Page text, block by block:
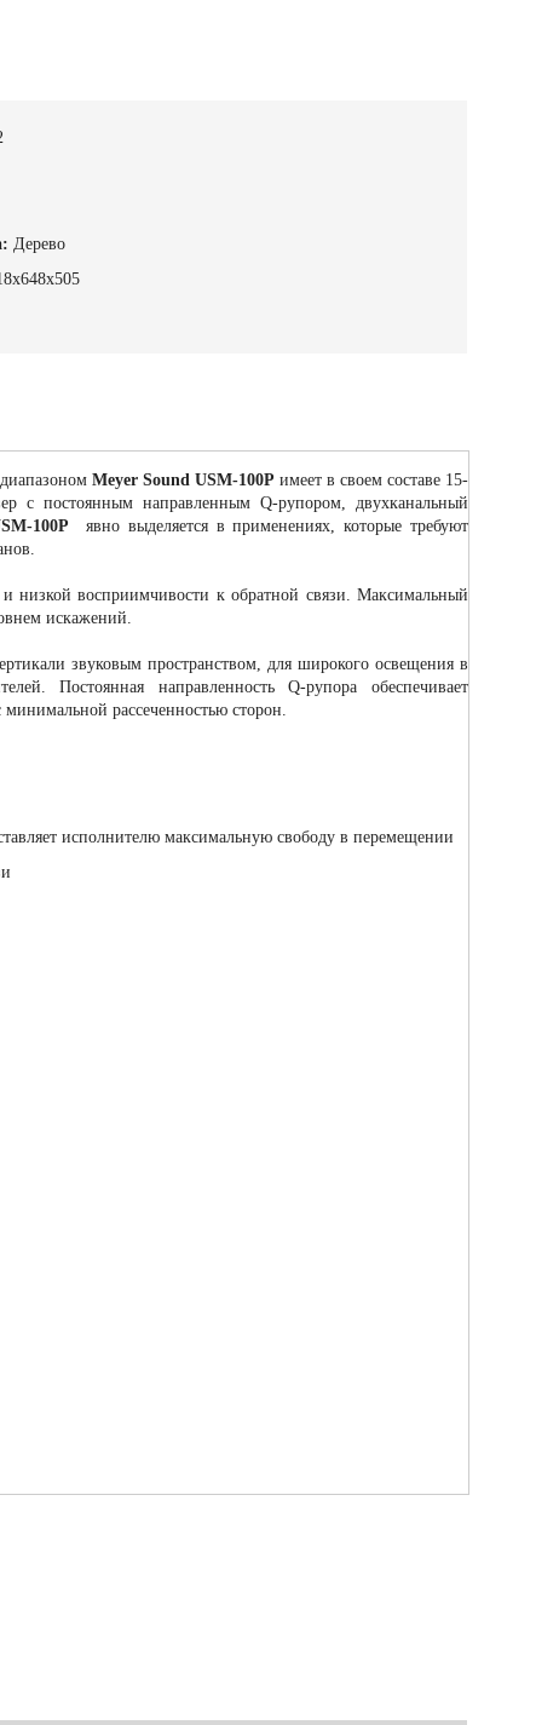
Дерево
Meyer Sound USM-100P имеет в своем составе 15-
с постоянным направленным Q-рупором, двухканальный
100P явно выделяется в применениях, которые требуют
низкой восприимчивости к обратной связи. Максимальный
искажений.
звуковым пространством, для широкого освещения в
Постоянная направленность Q-рупора обеспечивает
рассеченностью сторон.
исполнителю максимальную свободу в перемещении